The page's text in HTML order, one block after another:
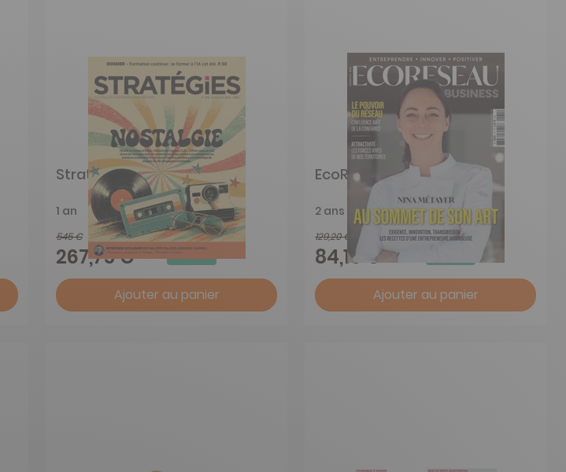
Stratégies
1 an
545 €
267,75 € -51%
Ajouter au panier
EcoRéseau Business
2 ans
129,20 €
84,15 €
Ajouter au panier